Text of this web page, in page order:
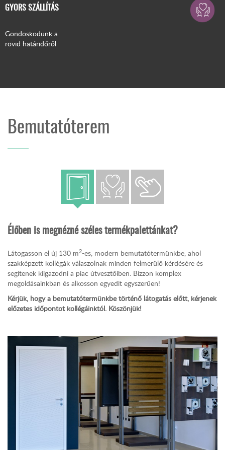
GYORS SZÁLLÍTÁS
Gondoskodunk a
rövid határidőről
Bemutatóterem
Élőben is megnézné széles termékpalettánkat?
Látogasson el új 130 m2-es, modern bemutatótermünkbe, ahol
szakképzett kollégák válaszolnak minden felmerülő kérdésére és
segítenek kiigazodni a piac útvesztőiben. Bízzon komplex
megoldásainkban és alkosson egyedit egyszerűen!
Kérjük, hogy a bemutatótermünkbe történő látogatás előtt, kérjenek
előzetes időpontot kollégáinktól. Köszönjük!